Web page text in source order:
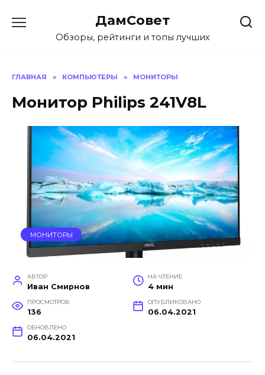
содержанию
ДамСовет
Обзоры, рейтинги и топы лучших
ГЛАВНАЯ » КОМПЬЮТЕРЫ » МОНИТОРЫ
Монитор Philips 241V8L
МОНИТОРЫ
АВТОР
Иван Смирнов
НА ЧТЕНИЕ
4 мин
ПРОСМОТРОВ
136
ОПУБЛИКОВАНО
06.04.2021
ОБНОВЛЕНО
06.04.2021